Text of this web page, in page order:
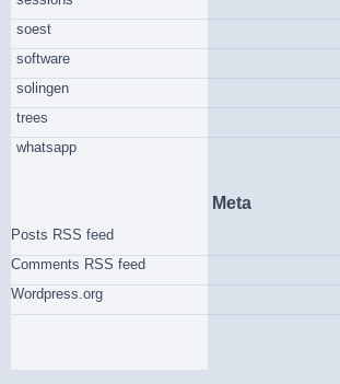
soest
software
solingen
trees
whatsapp
Meta
Posts RSS feed
Comments RSS feed
Wordpress.org